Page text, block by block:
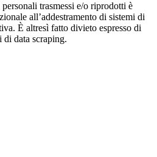
trasmessi e/o riprodotti è
all’addestramento di sistemi di
È altresì fatto divieto espresso di
di data scraping.